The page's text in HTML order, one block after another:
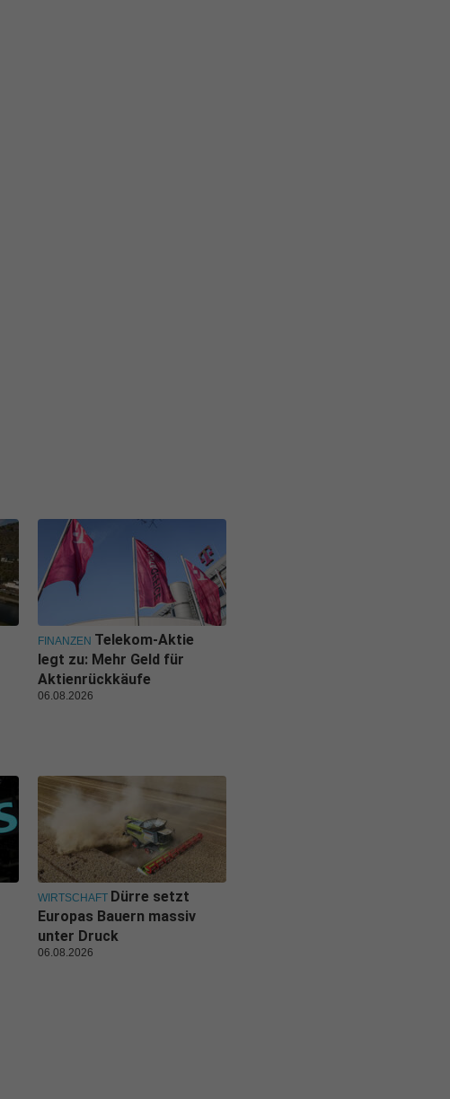
FINANZEN Telekom-Aktie
legt zu: Mehr Geld für
Aktienrückkäufe
06.08.2026
WIRTSCHAFT Dürre setzt
Europas Bauern massiv
unter Druck
06.08.2026